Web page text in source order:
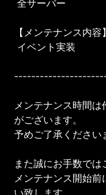
全サーバー
【メンテナンス内容】
イベント実装
メンテナンス時間
がございます。
予めご了承ください
また誠にお手数では
メンテナンス開始
い致します。